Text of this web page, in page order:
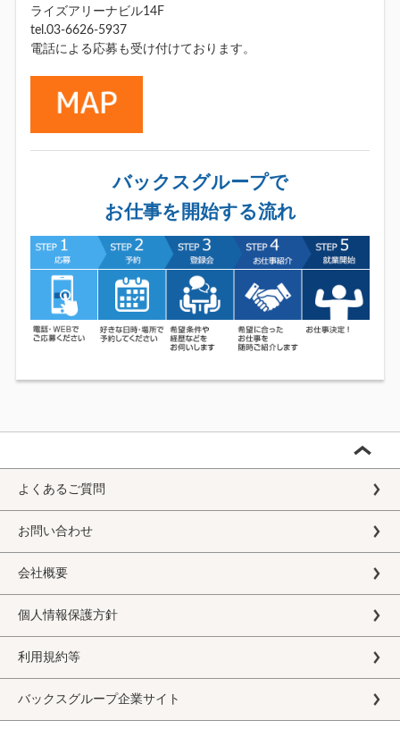
ライズアリーナビル14F
tel.03-6626-5937
電話による応募も受け付けております。
バックスグループで
お仕事を開始する流れ
よくあるご質問
お問い合わせ
会社概要
個人情報保護方針
利用規約等
バックスグループ企業サイト